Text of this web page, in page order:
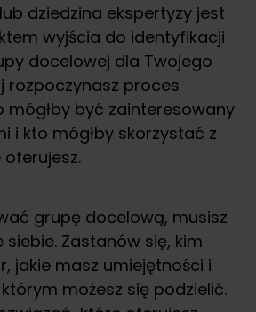
dziedzina ekspertyzy jest
wyjścia do identyfikacji
docelowej dla Twojego
rozpoczynasz proces
mógłby być zainteresowany
i kto mógłby skorzystać z
grupę docelową, musisz
siebie. Zastanów się, kim
jakie masz umiejętności i
możesz się podzielić.